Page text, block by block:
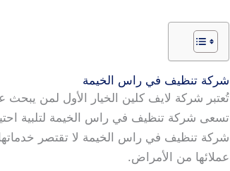
شركة تنظيف في راس الخيمة
تُعتبر شركة لايف كلين الخيار الأول لمن
تسعى شركة تنظيف في راس الخيمة لتلبية
شركة تنظيف في راس الخيمة لا تقتصر
عملائها من الأمراض.